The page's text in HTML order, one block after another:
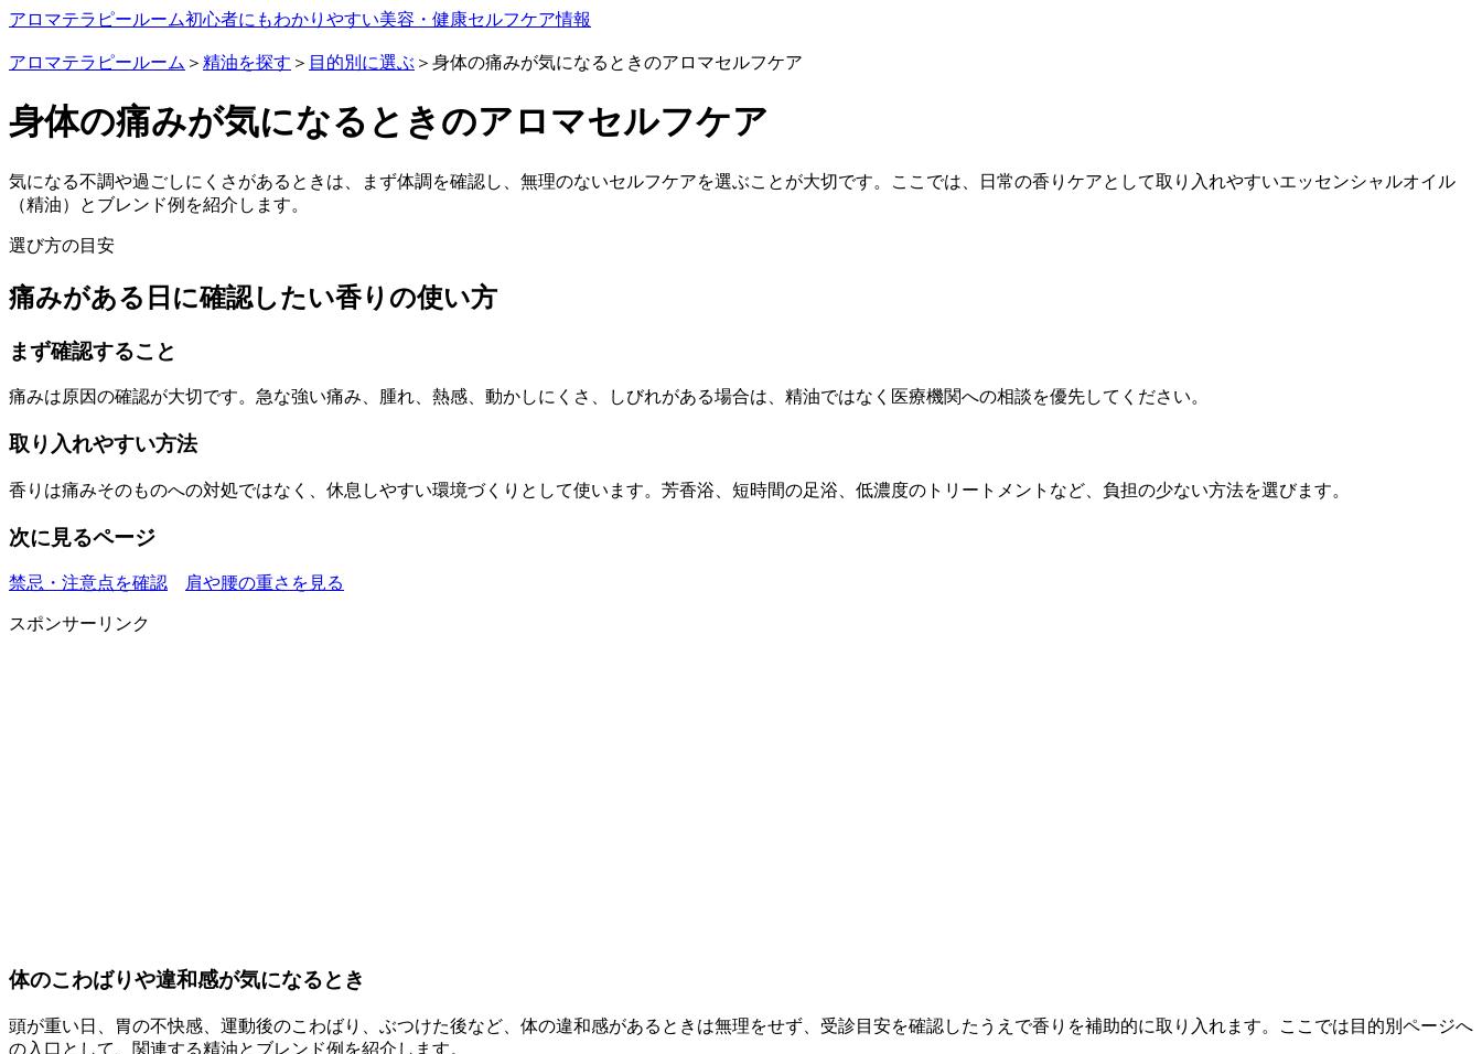
アロマテラピールーム初心者にもわかりやすい美容・健康セルフケア情報
アロマテラピールーム ＞ 精油を探す ＞ 目的別に選ぶ ＞身体の痛みが気になるときのアロマセルフケア
身体の痛みが気になるときのアロマセルフケア
気になる不調や過ごしにくさがあるときは、まず体調を確認し、無理のないセルフケアを選ぶことが大切です。ここでは、日常の香りケアとして取り入れやすいエッセンシャルオイル
（精油）とブレンド例を紹介します。
選び方の目安
痛みがある日に確認したい香りの使い方
まず確認すること
痛みは原因の確認が大切です。急な強い痛み、腫れ、熱感、動かしにくさ、しびれがある場合は、精油ではなく医療機関への相談を優先してください。
取り入れやすい方法
香りは痛みそのものへの対処ではなく、休息しやすい環境づくりとして使います。芳香浴、短時間の足浴、低濃度のトリートメントなど、負担の少ない方法を選びます。
次に見るページ
禁忌・注意点を確認 肩や腰の重さを見る
スポンサーリンク
体のこわばりや違和感が気になるとき
頭が重い日、胃の不快感、運動後のこわばり、ぶつけた後など、体の違和感があるときは無理をせず、受診目安を確認したうえで香りを補助的に取り入れます。ここでは目的別ページへ
の入口として、関連する精油とブレンド例を紹介します。